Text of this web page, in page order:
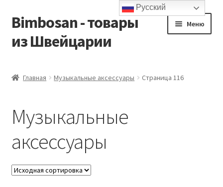
Перейти
к
навигации
Перейти
к
содержимому
Bimbosan - товары
из Швейцарии
Меню
Контакты
Корзина
Магазин
Главная Музыкальные аксессуары Страница 116
Музыкальные
аксессуары
Русский